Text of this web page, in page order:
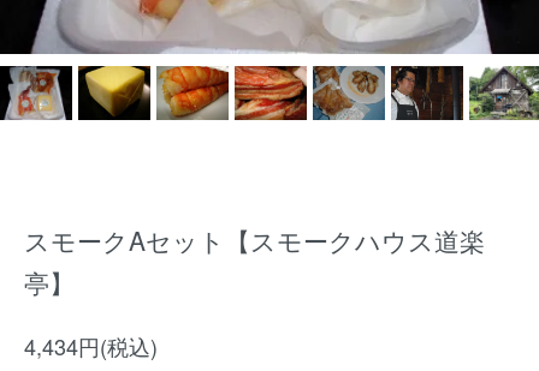
スモークAセット【スモークハウス道楽
亭】
4,434円(税込)